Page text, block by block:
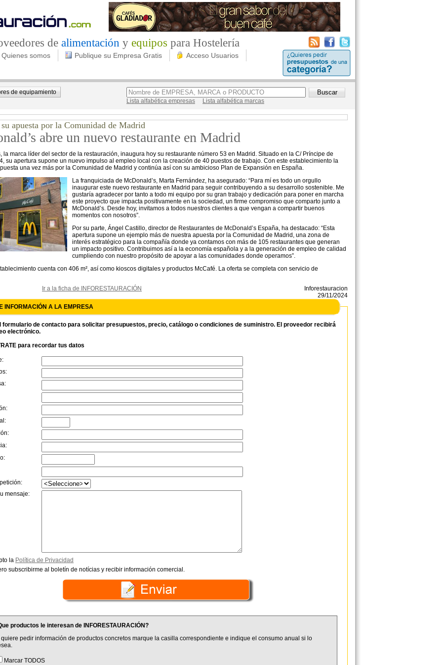
de alimentación y equipos para Hostelería
Quienes somos Publique su Empresa Gratis
Acceso Usuarios
de equipamiento
Lista alfabética empresas
Lista alfabética marcas
apuesta por la Comunidad de Madrid
abre un nuevo restaurante en Madrid
la marca líder del sector de la restauración, inaugura hoy su restaurante número 53 en Madrid. Situado en la C/ Príncipe de
su apertura supone un nuevo impulso al empleo local con la creación de 40 puestos de trabajo. Con este establecimiento la
una vez más por la Comunidad de Madrid y continúa así con su ambicioso Plan de Expansión en España.
La franquiciada de McDonald’s, Marta Fernández, ha asegurado: “Para mí es todo un orgullo
inaugurar este nuevo restaurante en Madrid para seguir contribuyendo a su desarrollo sostenible. Me
gustaría agradecer por tanto a todo mi equipo por su gran trabajo y dedicación para poner en marcha
este proyecto que impacta positivamente en la sociedad, un firme compromiso que comparto junto a
McDonald’s. Desde hoy, invitamos a todos nuestros clientes a que vengan a compartir buenos
momentos con nosotros”.
Por su parte, Ángel Castillo, director de Restaurantes de McDonald’s España, ha destacado: “Esta
apertura supone un ejemplo más de nuestra apuesta por la Comunidad de Madrid, una zona de
interés estratégico para la compañía donde ya contamos con más de 105 restaurantes que generan
un impacto positivo. Contribuimos así a la economía española y a la generación de empleo de calidad
cumpliendo con nuestro propósito de apoyar a las comunidades donde operamos”.
cuenta con 406 m², así como kioscos digitales y productos McCafé. La oferta se completa con servicio de
Ir a la ficha de INFORESTAURACIÓN
Inforestauracion
29/11/2024
INFORMACIÓN A LA EMPRESA
formulario de contacto para solicitar presupuestos, precio, catálogo o condiciones de suministro. El proveedor recibirá
electrónico.
para recordar tus datos
mensaje:
la Política de Privacidad
subscribirme al boletín de notícias y recibir información comercial.
productos le interesan de INFORESTAURACIÓN?
quiere pedir información de productos concretos marque la casilla correspondiente e indique el consumo anual si lo
Marcar TODOS